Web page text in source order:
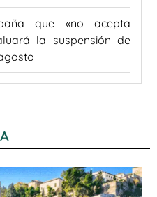
que «no acepta
la suspensión de